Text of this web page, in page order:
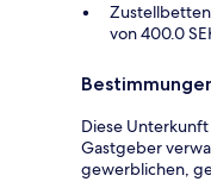
von 400.0
Diese
Gastgeber
gewerblichen,